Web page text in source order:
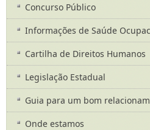
Concurso Público
Informações de Saúde
Cartilha de Direitos Humanos
Legislação Estadual
Guia para um bom
Onde estamos